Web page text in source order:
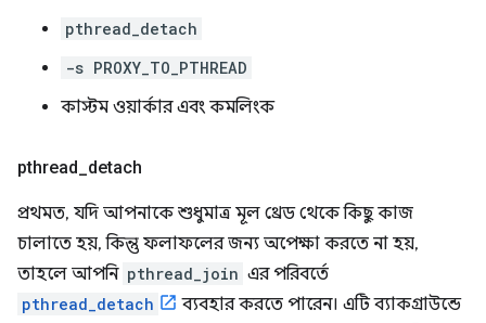
pthread_detach
-s PROXY_TO_PTHREAD
কাস্টম ওয়ার্কার এবং কমলিংক
pthread detach
প্রথমত, যদি আপনাকে শুধুমাত্র মূল থ্রেড থেকে কিছু কাজ
চালাতে হয়, কিন্তু ফলাফলের জন্য অপেক্ষা করতে না হয়,
তাহলে আপনি pthread_join এর পরিবর্তে
pthread_detach
ব্যবহার করতে পারেন। এটি ব্যাকগ্রাউন্ডে